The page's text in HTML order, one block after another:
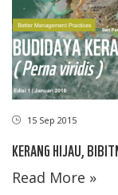
15 Sep 2015
KERANG HIJAU,
Read More »